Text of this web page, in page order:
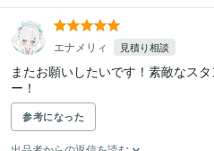
エナメリィ 見積り相談
またお願いしたいです！素敵なス
ー！
参考になった